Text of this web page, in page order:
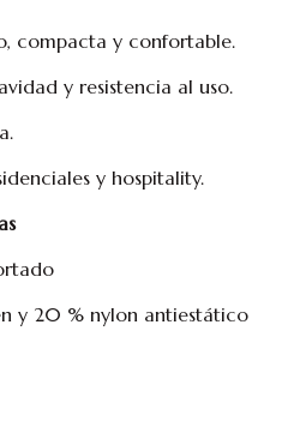
compacta y confortable.
y resistencia al uso.
y hospitality.
y 20 % nylon antiestático